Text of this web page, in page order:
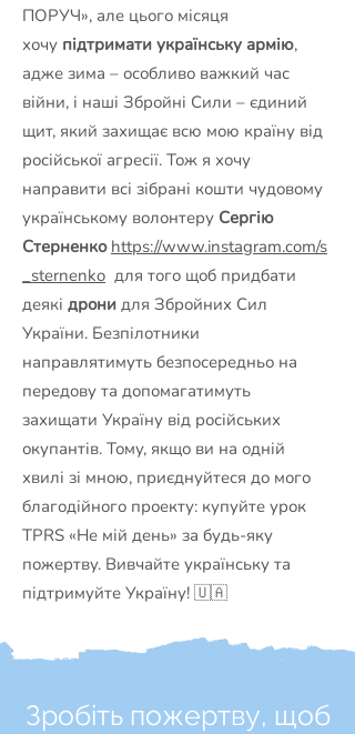
ПОРУЧ», але цього місяця
хочу підтримати українську армію,
адже зима – особливо важкий час
війни, і наші Збройні Сили – єдиний
щит, який захищає всю мою країну від
російської агресії. Тож я хочу
направити всі зібрані кошти чудовому
українському волонтеру Сергію
Стерненко https://www.instagram.com/s
_sternenko для того щоб придбати
деякі дрони для Збройних Сил
України. Безпілотники
направлятимуть безпосередньо на
передову та допомагатимуть
захищати Україну від російських
окупантів. Тому, якщо ви на одній
хвилі зі мною, приєднуйтеся до мого
благодійного проекту: купуйте урок
TPRS «Не мій день» за будь-яку
пожертву. Вивчайте українську та
підтримуйте Україну! 🇺🇦
Зробіть пожертву, щоб